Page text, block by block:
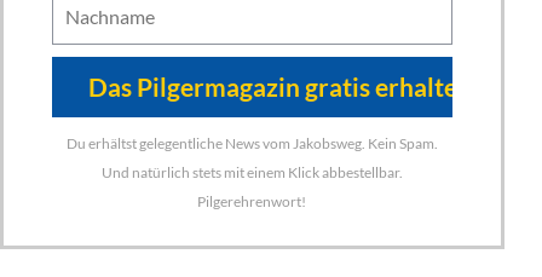
Du erhältst gelegentliche News vom Jakobsweg. Kein Spam.
Und natürlich stets mit einem Klick abbestellbar.
Pilgerehrenwort!